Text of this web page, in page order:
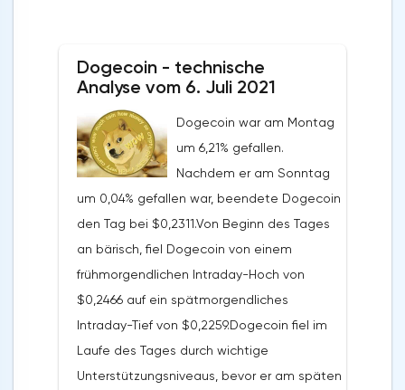
Dogecoin - technische
Analyse vom 6. Juli 2021
Dogecoin war am Montag
um 6,21% gefallen.
Nachdem er am Sonntag
um 0,04% gefallen war, beendete Dogecoin
den Tag bei $0,2311.Von Beginn des Tages
an bärisch, fiel Dogecoin von einem
frühmorgendlichen Intraday-Hoch von
$0,2466 auf ein spätmorgendliches
Intraday-Tief von $0,2259.Dogecoin fiel im
Laufe des Tages durch wichtige
Unterstützungsniveaus, bevor er am späten